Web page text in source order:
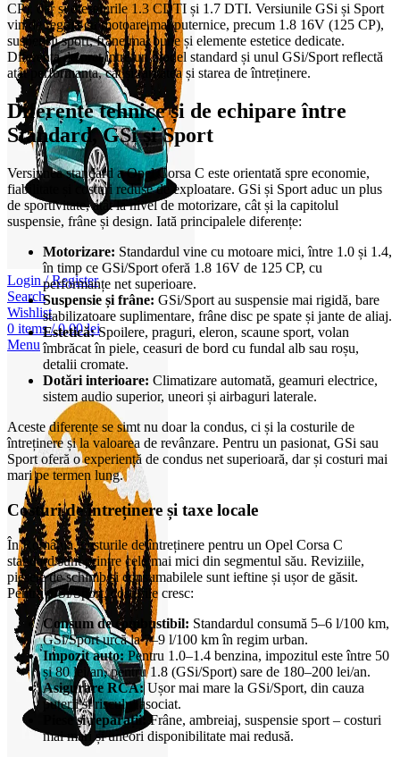
Login / Register
Search
Wishlist
0 items / 0,00lei
Menu
CP), dar și dieselurile 1.3 CDTI și 1.7 DTI. Versiunile GSi și Sport
vin de regulă cu motoare mai puternice, precum 1.8 16V (125 CP),
suspensii sport, frâne mai bune și elemente estetice dedicate.
Diferența de preț între un model standard și unul GSi/Sport reflectă
atât performanța, cât și raritatea și starea de întreținere.
Diferențe tehnice și de echipare între
Standard, GSi și Sport
Versiunea standard a Opel Corsa C este orientată spre economie,
fiabilitate și costuri reduse de exploatare. GSi și Sport aduc un plus
de sportivitate, atât la nivel de motorizare, cât și la capitolul
suspensie, frâne și design. Iată principalele diferențe:
Motorizare: Standardul vine cu motoare mici, între 1.0 și 1.4,
în timp ce GSi/Sport oferă 1.8 16V de 125 CP, cu
performanțe net superioare.
Suspensie și frâne: GSi/Sport au suspensie mai rigidă, bare
stabilizatoare suplimentare, frâne disc pe spate și jante de aliaj.
Estetică:Spoilere, praguri, eleron, scaune sport, volan
îmbrăcat în piele, ceasuri de bord cu fundal alb sau roșu,
detalii cromate.
Dotări interioare: Climatizare automată, geamuri electrice,
sistem audio superior, uneori și airbaguri laterale.
Aceste diferențe se simt nu doar la condus, ci și la costurile de
întreținere și la valoarea de revânzare. Pentru un pasionat, GSi sau
Sport oferă o experiență de condus net superioară, dar și costuri mai
mari pe termen lung.
Costuri de întreținere și taxe locale
În România, costurile de întreținere pentru un Opel Corsa C
standard sunt printre cele mai mici din segmentul său. Reviziile,
piesele de schimb și consumabilele sunt ieftine și ușor de găsit.
Pentru GSi/Sport, costurile cresc:
Consum de combustibil: Standardul consumă 5–6 l/100 km,
GSi/Sport urcă la 7–9 l/100 km în regim urban.
Impozit auto: Pentru 1.0–1.4 benzina, impozitul este între 50
și 80 lei/an, pentru 1.8 (GSi/Sport) sare de 180–200 lei/an.
Asigurare RCA:Ușor mai mare la GSi/Sport, din cauza
puterii și riscului asociat.
Piese și reparații: Frâne, ambreiaj, suspensie sport – costuri
mai mari și uneori disponibilitate mai redusă.